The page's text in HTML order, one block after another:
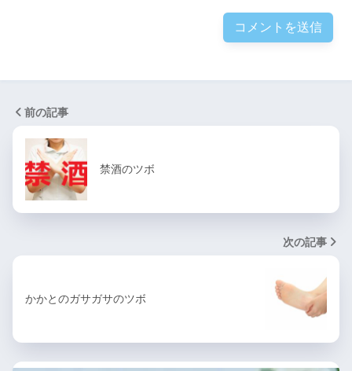
前の記事
禁酒のツボ
次の記事
かかとのガサガサのツボ